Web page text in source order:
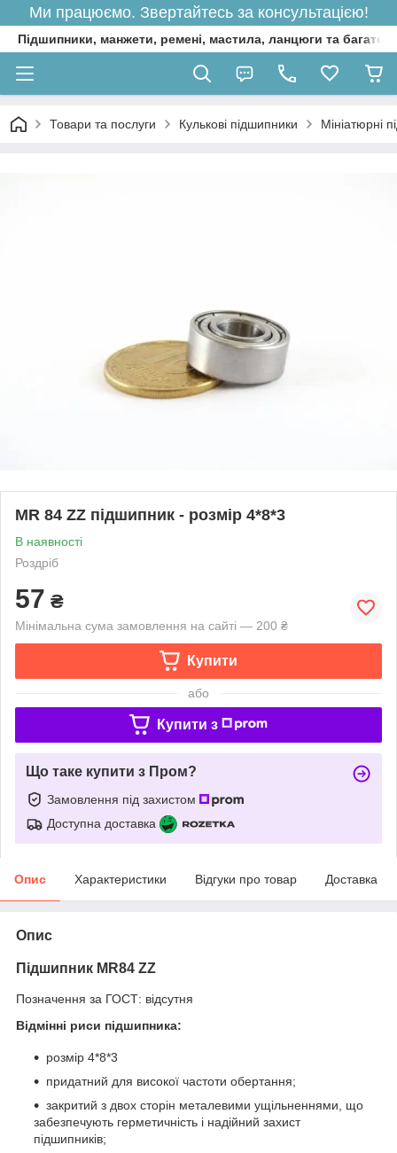
Ми працюємо. Звертайтесь за консультацією!
Підшипники, манжети, ремені, мастила, ланцюги та багато
Товари та послуги Кулькові підшипники Мініатюрні
MR 84 ZZ підшипник - розмір 4*8*3
В наявності
Роздріб
57 ₴
Мінімальна сума замовлення на сайті — 200 ₴
Купити
або
Купити з
Що таке купити з Пром?
Замовлення під захистом
Доступна доставка
Опис Характеристики Відгуки про товар Доставка
Опис
Підшипник MR84 ZZ
Позначення за ГОСТ: відсутня
Відмінні риси підшипника:
розмір 4*8*3
придатний для високої частоти обертання;
закритий з двох сторін металевими ущільненнями, що
забезпечують герметичність і надійний захист
підшипників;